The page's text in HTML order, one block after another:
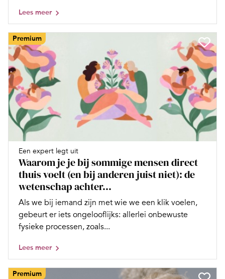
Lees meer
Premium
Een expert legt uit
Waarom je je bij sommige mensen direct
thuis voelt (en bij anderen juist niet): de
wetenschap achter...
Als we bij iemand zijn met wie we een klik voelen,
gebeurt er iets ongelooflijks: allerlei onbewuste
fysieke processen, zoals...
Lees meer
Premium